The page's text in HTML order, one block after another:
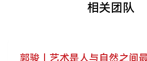
相关团队
郭骏｜艺术是人与自然之间